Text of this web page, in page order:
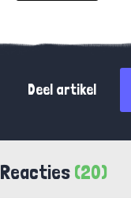
Deel artikel
Reacties (20)